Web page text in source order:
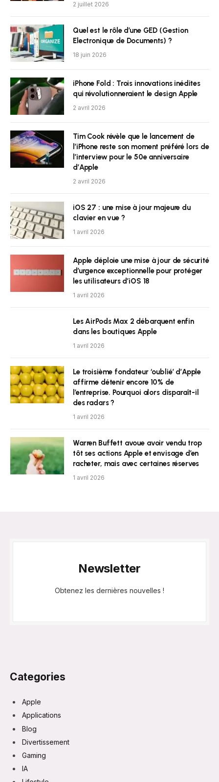
2 juillet 2026
Quel est le rôle d’une GED (Gestion
Electronique de Documents) ?
18 juin 2026
iPhone Fold : Trois innovations inédites
qui révolutionneraient le design Apple
2 avril 2026
Tim Cook révèle que le lancement de
l’iPhone reste son moment préféré lors de
l’interview pour le 50e anniversaire
d’Apple
2 avril 2026
iOS 27 : une mise à jour majeure du
clavier en vue ?
1 avril 2026
Apple déploie une mise à jour de sécurité
d’urgence exceptionnelle pour protéger
les utilisateurs d’iOS 18
1 avril 2026
Les AirPods Max 2 débarquent enfin
dans les boutiques Apple
1 avril 2026
Le troisième fondateur ‘oublié’ d’Apple
affirme détenir encore 10% de
l’entreprise. Pourquoi alors disparaît-il
des radars ?
1 avril 2026
Warren Buffett avoue avoir vendu trop
tôt ses actions Apple et envisage d’en
racheter, mais avec certaines réserves
1 avril 2026
Newsletter
Obtenez les dernières nouvelles !
Categories
Apple
Applications
Blog
Divertissement
Gaming
IA